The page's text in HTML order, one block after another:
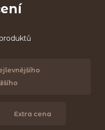
produktů
Extra cena